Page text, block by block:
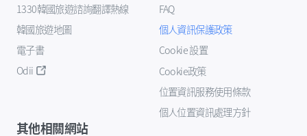
1330韓國旅遊諮詢翻譯熱線
韓國旅遊地圖
電子書
Odii
FAQ
個人資訊保護政策
Cookie 設置
Cookie政策
位置資訊服務使用條款
個人位置資訊處理方針
其他相關網站